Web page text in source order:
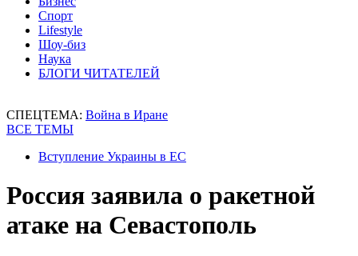
Спорт
Lifestyle
Шоу-биз
Наука
БЛОГИ ЧИТАТЕЛЕЙ
СПЕЦТЕМА: Война в Иране
ВСЕ ТЕМЫ
Вступление Украины в ЕС
Россия заявила о ракетной
атаке на Севастополь